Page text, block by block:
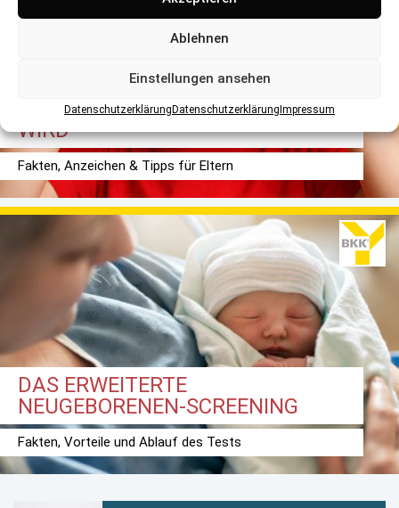
Ablehnen
Einstellungen ansehen
DatenschutzerklärungDatenschutzerklärungImpressum
GLUTENINTOLERANZ & ZÖLIAKIE:
WENN GLUTEN GEFÄHRLICH
WIRD
Fakten, Anzeichen & Tipps für Eltern
DAS ERWEITERTE
NEUGEBORENEN-SCREENING
Fakten, Vorteile und Ablauf des Tests